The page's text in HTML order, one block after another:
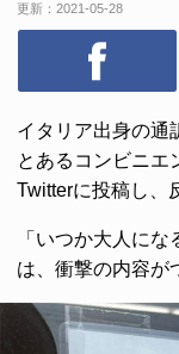
更新： 2021-05-28
イタリア出身の通
とあるコンビニエ
Twitterに投稿し、
「いつか大人に
は、衝撃の内容が